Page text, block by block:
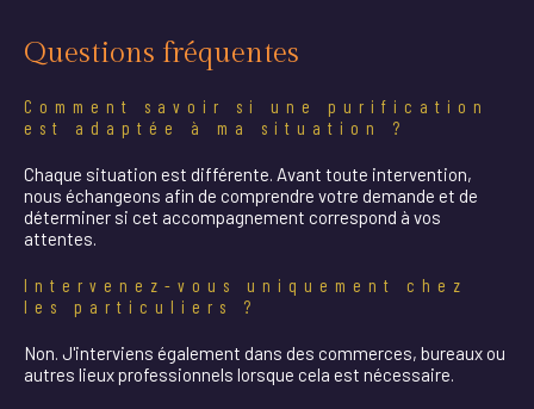
Questions fréquentes
Comment savoir si une purification
est adaptée à ma situation ?
Chaque situation est différente. Avant toute intervention,
nous échangeons afin de comprendre votre demande et de
déterminer si cet accompagnement correspond à vos
attentes.
Intervenez-vous uniquement chez
les particuliers ?
Non. J'interviens également dans des commerces, bureaux ou
autres lieux professionnels lorsque cela est nécessaire.